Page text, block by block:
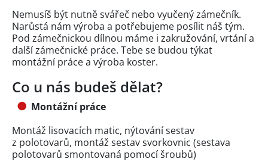
Nemusíš být nutně svářeč nebo vyučený zámečník.
Narůstá nám výroba a potřebujeme posílit náš tým.
Pod zámečnickou dílnou máme i zakružování, vrtání a
další zámečnické práce. Tebe se budou týkat
montážní práce a výroba koster.
Co u nás budeš dělat?
Montážní práce
Montáž lisovacích matic, nýtování sestav
z polotovarů, montáž sestav svorkovnic (sestava
polotovarů smontovaná pomocí šroubů)